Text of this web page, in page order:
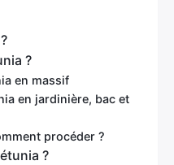
?
en massif
en jardinière, bac et
procéder ?
?